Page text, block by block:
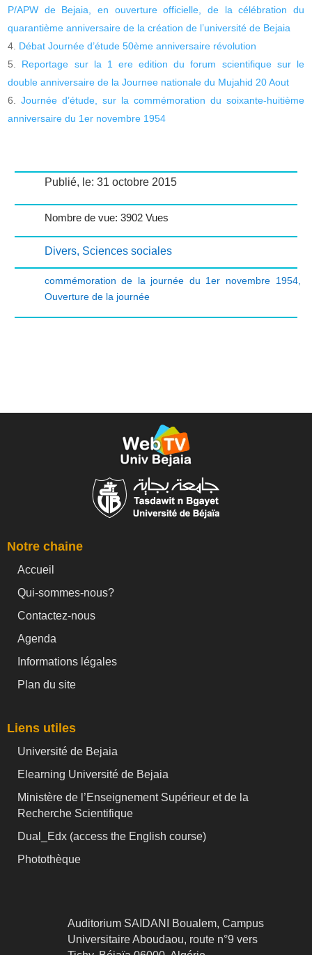
P/APW de Bejaia, en ouverture officielle, de la célébration du
quarantième anniversaire de la création de l’université de Bejaia
Débat Journée d’étude 50ème anniversaire révolution
Reportage sur la 1 ere edition du forum scientifique sur le
double anniversaire de la Journee nationale du Mujahid 20 Aout
Journée d’étude, sur la commémoration du soixante-huitième
anniversaire du 1er novembre 1954
Publié, le: 31 octobre 2015
Nombre de vue: 3902 Vues
Divers, Sciences sociales
commémoration de la journée du 1er novembre 1954,
Ouverture de la journée
Notre chaine
Accueil
Qui-sommes-nous?
Contactez-nous
Agenda
Informations légales
Plan du site
Liens utiles
Université de Bejaia
Elearning Université de Bejaia
Ministère de l’Enseignement Supérieur et de la
Recherche Scientifique
Dual_Edx (access the English course)
Photothèque
Auditorium SAIDANI Boualem, Campus
Universitaire Aboudaou, route n°9 vers